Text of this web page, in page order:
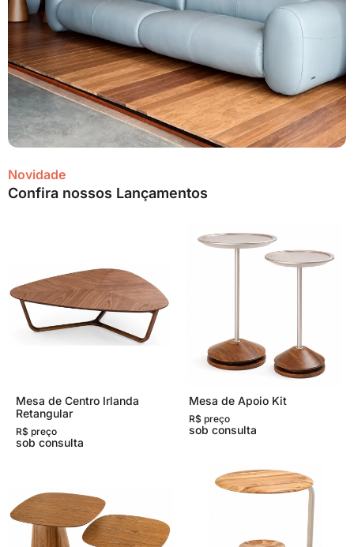
Novidade
Confira nossos Lançamentos
Mesa de Centro Irlanda
Retangular
R$ preço
sob consulta
Mesa de Apoio Kit
R$ preço
sob consulta